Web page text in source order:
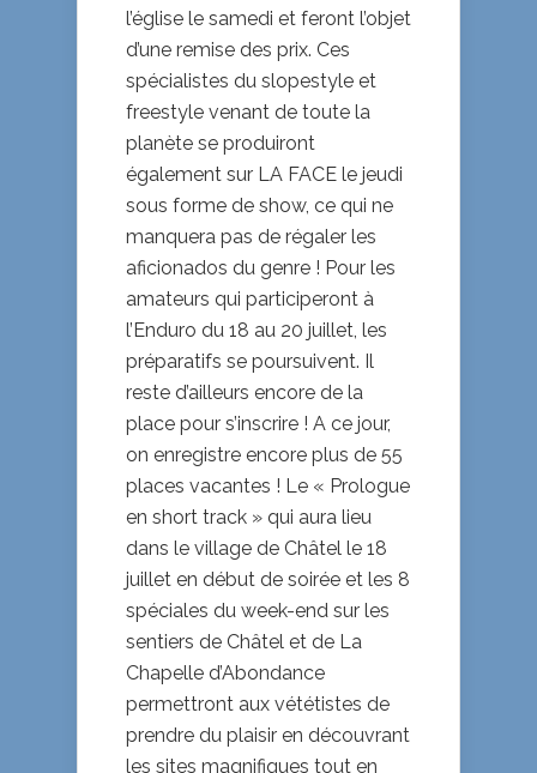
l’église le samedi et feront l’objet
d’une remise des prix. Ces
spécialistes du slopestyle et
freestyle venant de toute la
planète se produiront
également sur LA FACE le jeudi
sous forme de show, ce qui ne
manquera pas de régaler les
aficionados du genre ! Pour les
amateurs qui participeront à
l’Enduro du 18 au 20 juillet, les
préparatifs se poursuivent. Il
reste d’ailleurs encore de la
place pour s’inscrire ! A ce jour,
on enregistre encore plus de 55
places vacantes ! Le « Prologue
en short track » qui aura lieu
dans le village de Châtel le 18
juillet en début de soirée et les 8
spéciales du week-end sur les
sentiers de Châtel et de La
Chapelle d’Abondance
permettront aux vététistes de
prendre du plaisir en découvrant
les sites magnifiques tout en